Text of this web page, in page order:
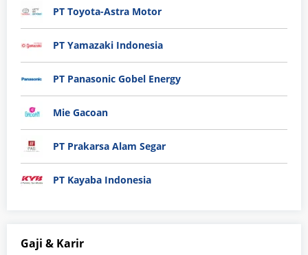
PT Toyota-Astra Motor
PT Yamazaki Indonesia
PT Panasonic Gobel Energy
Mie Gacoan
PT Prakarsa Alam Segar
PT Kayaba Indonesia
Gaji & Karir